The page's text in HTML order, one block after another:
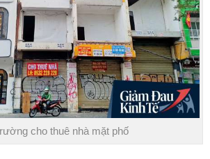
cho thuê nhà mặt phố